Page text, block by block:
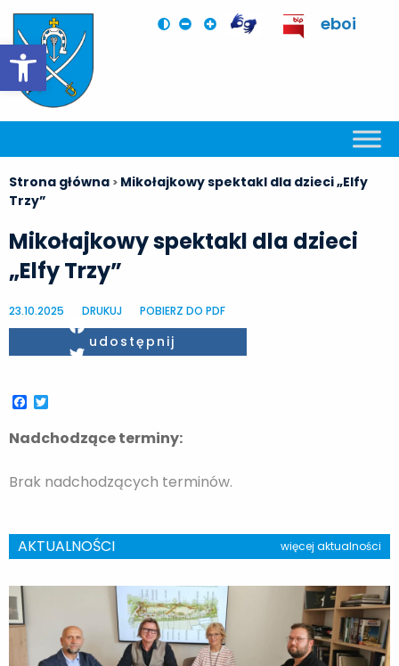
Otwórz pasek narzędzi
eboi
Strona główna > Mikołajkowy spektakl dla dzieci „Elfy
Trzy”
Mikołajkowy spektakl dla dzieci
„Elfy Trzy”
23.10.2025 DRUKUJ POBIERZ DO PDF
Twitter
udostępnij
Facebook
Nadchodzące terminy:
Brak nadchodzących terminów.
AKTUALNOŚCI więcej aktualności